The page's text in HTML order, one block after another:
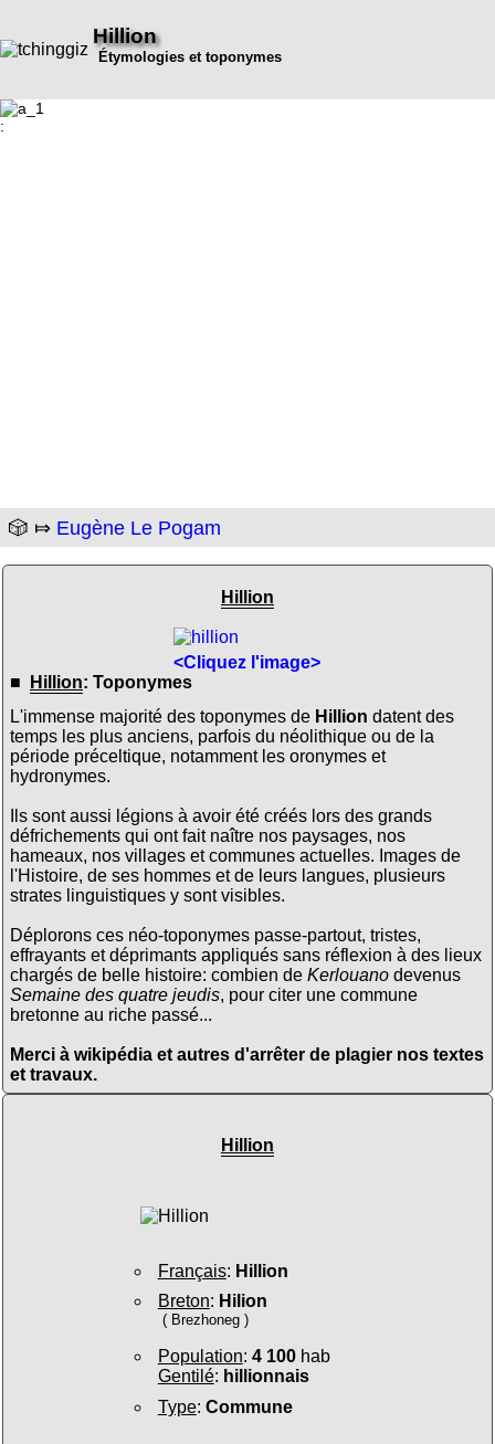
Hillion
Étymologies et toponymes
:
🎲 ⤇ Eugène Le Pogam
Hillion
<Cliquez l'image>
■
Hillion: Toponymes
L'immense majorité des toponymes de Hillion datent des
temps les plus anciens, parfois du néolithique ou de la
période préceltique, notamment les oronymes et
hydronymes.
Ils sont aussi légions à avoir été créés lors des grands
défrichements qui ont fait naître nos paysages, nos
hameaux, nos villages et communes actuelles. Images de
l'Histoire, de ses hommes et de leurs langues, plusieurs
strates linguistiques y sont visibles.
Déplorons ces néo-toponymes passe-partout, tristes,
effrayants et déprimants appliqués sans réflexion à des lieux
chargés de belle histoire: combien de Kerlouanodevenus
Semaine des quatre jeudis, pour citer une commune
bretonne au riche passé...
Merci à wikipédia et autres d'arrêter de plagier nos textes
et travaux.
Hillion
Français: Hillion
Breton: Hilion
( Brezhoneg )
Population: 4 100hab
Gentilé: hillionnais
Type: Commune